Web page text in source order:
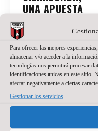
Para ofrecer las mejores
almacenar y/o acceder a la
tecnologías nos permitirá procesar
identificaciones únicas en este sitio.
afectar negativamente a ciertas
Gestionar los servicios
UNA APUESTA
DE PRESENTE
Y FUTURO
PARA EL
WANAPIX
27 de julio de 2026
No
hay comentarios
El Wanapix incorpora
a Santino Oilhaborda
2026/27. El ala